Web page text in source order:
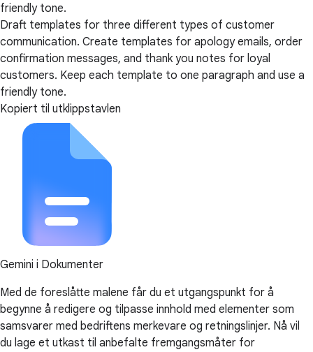
friendly tone.
Draft templates for three different types of customer
communication. Create templates for apology emails, order
confirmation messages, and thank you notes for loyal
customers. Keep each template to one paragraph and use a
friendly tone.
Kopiert til utklippstavlen
Gemini i Dokumenter
Med de foreslåtte malene får du et utgangspunkt for å
begynne å redigere og tilpasse innhold med elementer som
samsvarer med bedriftens merkevare og retningslinjer. Nå vil
du lage et utkast til anbefalte fremgangsmåter for